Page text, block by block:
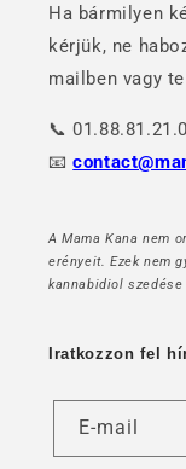
Ha bármilyen
kérjük, ne
mailben vagy
📞
📧
A Mama Kana nem
erényeit. Ezek nem
kannabidiol
Iratkozzon fel
E-mail